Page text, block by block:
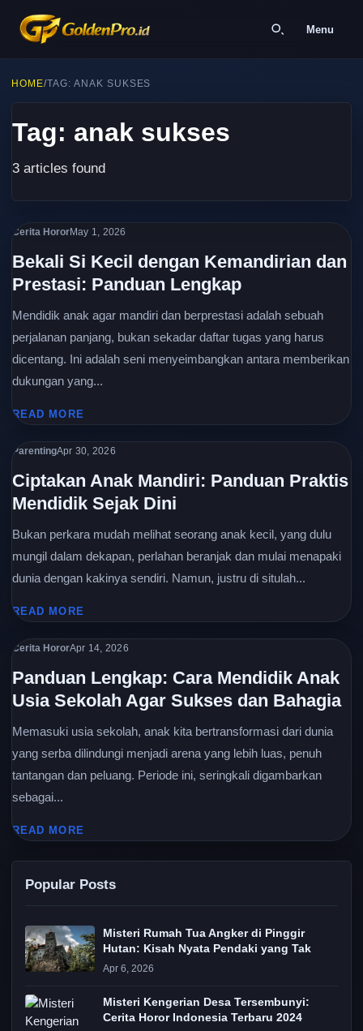
Menu
HOME/TAG: ANAK SUKSES
Tag: anak sukses
3 articles found
Cerita HororMay 1, 2026
Bekali Si Kecil dengan Kemandirian dan
Prestasi: Panduan Lengkap
Mendidik anak agar mandiri dan berprestasi adalah sebuah
perjalanan panjang, bukan sekadar daftar tugas yang harus
dicentang. Ini adalah seni menyeimbangkan antara memberikan
dukungan yang...
READ MORE
ParentingApr 30, 2026
Ciptakan Anak Mandiri: Panduan Praktis
Mendidik Sejak Dini
Bukan perkara mudah melihat seorang anak kecil, yang dulu
mungil dalam dekapan, perlahan beranjak dan mulai menapaki
dunia dengan kakinya sendiri. Namun, justru di situlah...
READ MORE
Cerita HororApr 14, 2026
Panduan Lengkap: Cara Mendidik Anak
Usia Sekolah Agar Sukses dan Bahagia
Memasuki usia sekolah, anak kita bertransformasi dari dunia
yang serba dilindungi menjadi arena yang lebih luas, penuh
tantangan dan peluang. Periode ini, seringkali digambarkan
sebagai...
READ MORE
Popular Posts
Misteri Rumah Tua Angker di Pinggir
Hutan: Kisah Nyata Pendaki yang Tak
Apr 6, 2026
Misteri Kengerian Desa Tersembunyi:
Cerita Horor Indonesia Terbaru 2024